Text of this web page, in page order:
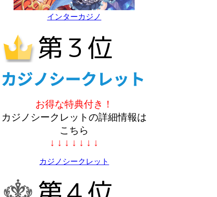
インターカジノ
お得な特典付き！
カジノシークレットの詳細情報は
こちら
↓ ↓ ↓ ↓ ↓ ↓ ↓
カジノシークレット